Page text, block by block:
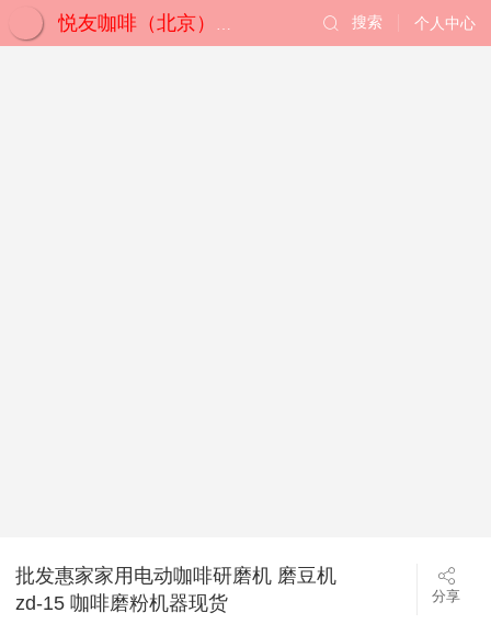
悦友咖啡（北京）有限公司 个人中心
搜索
批发惠家家用电动咖啡研磨机 磨豆机
zd-15 咖啡磨粉机器现货
分享